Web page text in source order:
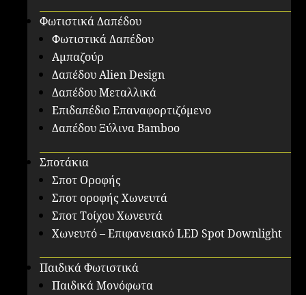
Φωτιστικά Δαπέδου
Φωτιστικά Δαπέδου
Αμπαζούρ
Δαπέδου Alien Design
Δαπέδου Μεταλλικά
Επιδαπέδιο Επαναφορτιζόμενο
Δαπέδου Ξύλινα Bamboo
Σποτάκια
Σποτ Οροφής
Σποτ οροφής Χωνευτά
Σποτ Τοίχου Χωνευτά
Χωνευτό – Επιφανειακό LED Spot Downlight
Παιδικά Φωτιστικά
Παιδικά Μονόφωτα